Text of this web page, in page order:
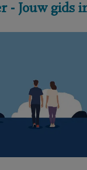
- Jouw gids